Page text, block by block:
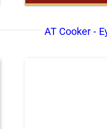
AT Cooker -